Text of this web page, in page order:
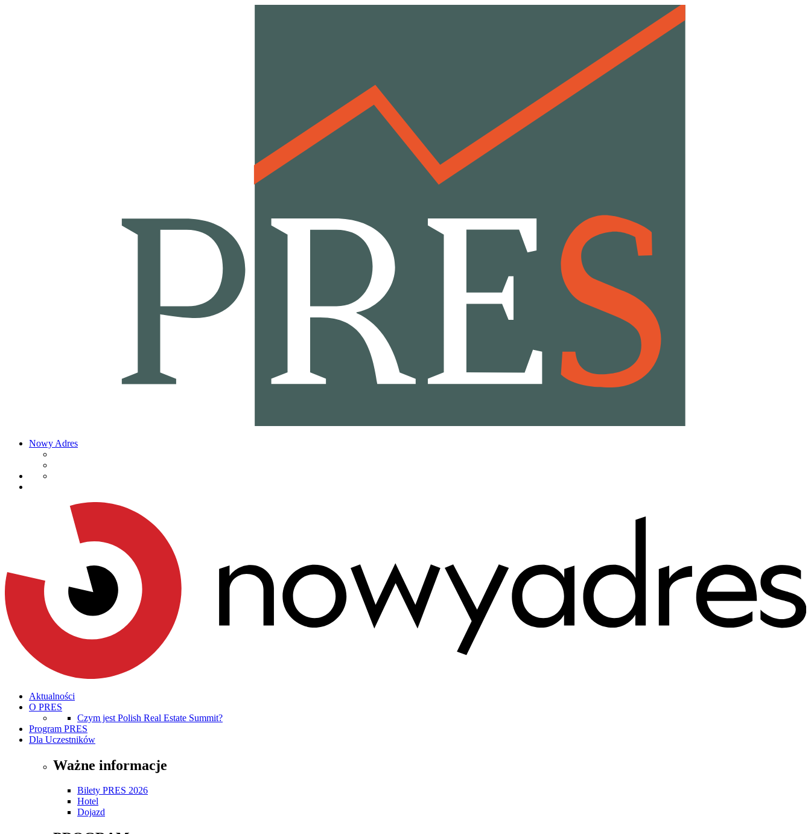
Nowy Adres
Aktualności
O PRES
Czym jest Polish Real Estate Summit?
Program PRES
Dla Uczestników
Ważne informacje
Bilety PRES 2026
Hotel
Dojazd